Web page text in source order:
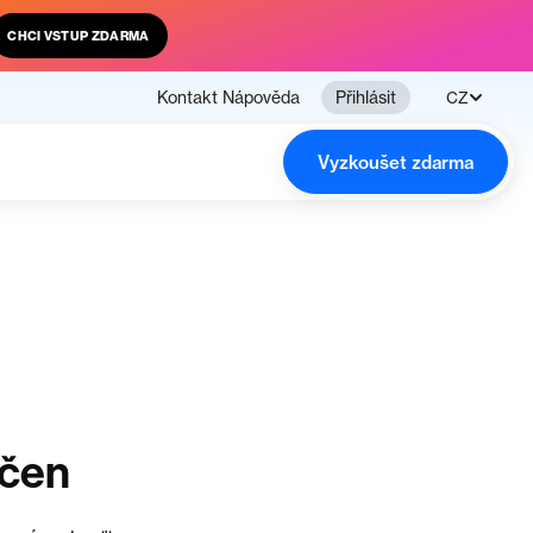
CHCI VSTUP ZDARMA
Kontakt Nápověda Přihlásit CZ
Vyzkoušet zdarma